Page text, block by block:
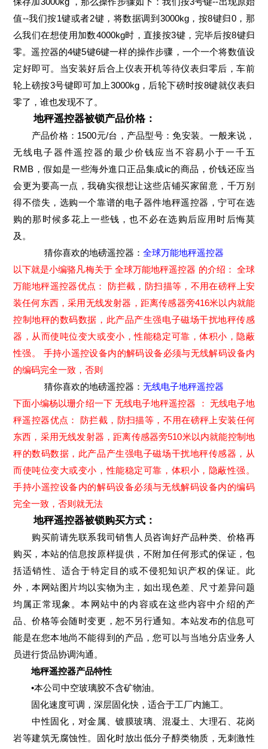
值--我们按1键或者2键，将数据调到3000kg，按8键归0，那
么我们在想使用加数4000kg时，直接按3键，完毕后按8键归
零。遥控器的4键5键6键一样的操作步骤，一个一个将数值设
定好即可。当安装好后合上仪表开机等待仪表归零后，车前
轮上磅按3号键即可加上3000kg，后轮下磅时按8键就仪表归
零了，谁也发现不了。
地秤遥控器被锁产品价格：
产品价格：1500元/台，产品型号：免安装。一般来说，
无线电子器件遥控器的最少价钱应当不容易小于一千五
RMB，假如是一些海外進口正品集成ic的商品，价钱还应当
会更为要高一点，我确实很想让这些店铺买家留意，千万别
得不偿失，选购一个靠谱的电子器件地秤遥控器，宁可在选
购的那时候多花上一些钱，也不必在选购后应用时后悔莫
及。
猜你喜欢的地磅遥控器： 全球万能地秤遥控器
以下就是小编骆凡梅关于 全球万能地秤遥控器 的介绍： 全球
万能地秤遥控器优点： 防拦截，防扫描等，不用在磅秤上安
装任何东西，采用无线发射器，距离传感器旁416米以内就能
控制地秤的数码数据，此产品产生强电子磁场干扰地秤传感
器，从而使吨位变大或变小，性能稳定可靠，体积小，隐蔽
性强。 手持小遥控设备内的解码设备必须与无线解码设备内
的编码完全一致，否则
猜你喜欢的地磅遥控器： 无线电子地秤遥控器
下面小编杨以珊介绍一下 无线电子地秤遥控器 ： 无线电子地
秤遥控器优点： 防拦截，防扫描等，不用在磅秤上安装任何
东西，采用无线发射器，距离传感器旁510米以内就能控制地
秤的数码数据，此产品产生强电子磁场干扰地秤传感器，从
而使吨位变大或变小，性能稳定可靠，体积小，隐蔽性强。
手持小遥控设备内的解码设备必须与无线解码设备内的编码
完全一致，否则就无法
地秤遥控器被锁购买方式：
购买前请先联系我司销售人员咨询好产品种类、价格再
购买，本站的信息按原样提供，不附加任何形式的保证，包
括适销性、适合于特定目的或不侵犯知识产权的保证。此
外，本网站图片均以实物为主，如出现色差、尺寸差异问题
均属正常现象。本网站中的内容或在这些内容中介绍的产
品、价格等会随时变更，恕不另行通知。本站发布的信息可
能是在您本地尚不能得到的产品，您可以与当地分店业务人
员进行货品协调沟通。
地秤遥控器产品特性
•本公司中空玻璃胶不含矿物油。
固化速度可调，深层固化快，适合于工厂内施工。
中性固化，对金属、镀膜玻璃、混凝土、大理石、花岗
岩等建筑无腐蚀性。固化时放出低分子醇类物质，无刺激性